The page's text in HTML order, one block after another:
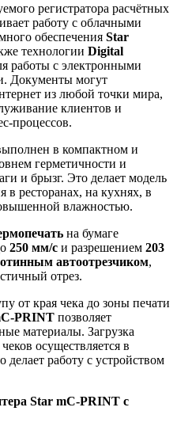
регистратора расчётных
работу с облачными
обеспечения Star
технологии Digital
работы с электронными
Документы могут
из любой точки мира,
клиентов и
процессов.
в компактном и
герметичности и
и брызг. Это делает модель
в ресторанах, на кухнях, в
влажностью.
на бумаге
250 мм/с и разрешением 203
автоотрезчиком,
отрез.
от края чека до зоны печати
PRINT позволяет
материалы. Загрузка
осуществляется в
делает работу с устройством
Star mC-PRINT с